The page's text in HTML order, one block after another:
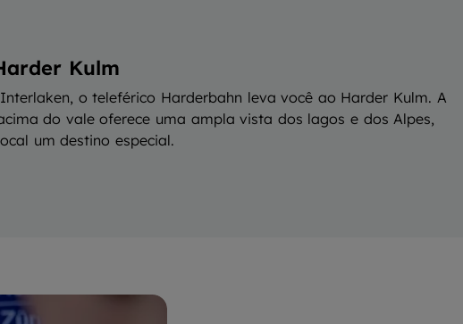
Kulm
o teleférico Harderbahn leva você ao Harder Kulm. A
do vale oferece uma ampla vista dos lagos e dos Alpes,
um destino especial.